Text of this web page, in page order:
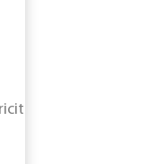
: dimensionner